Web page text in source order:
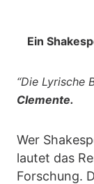
Ein
“Die Lyrische
Clemente.
Wer
lautet das
Forschung.